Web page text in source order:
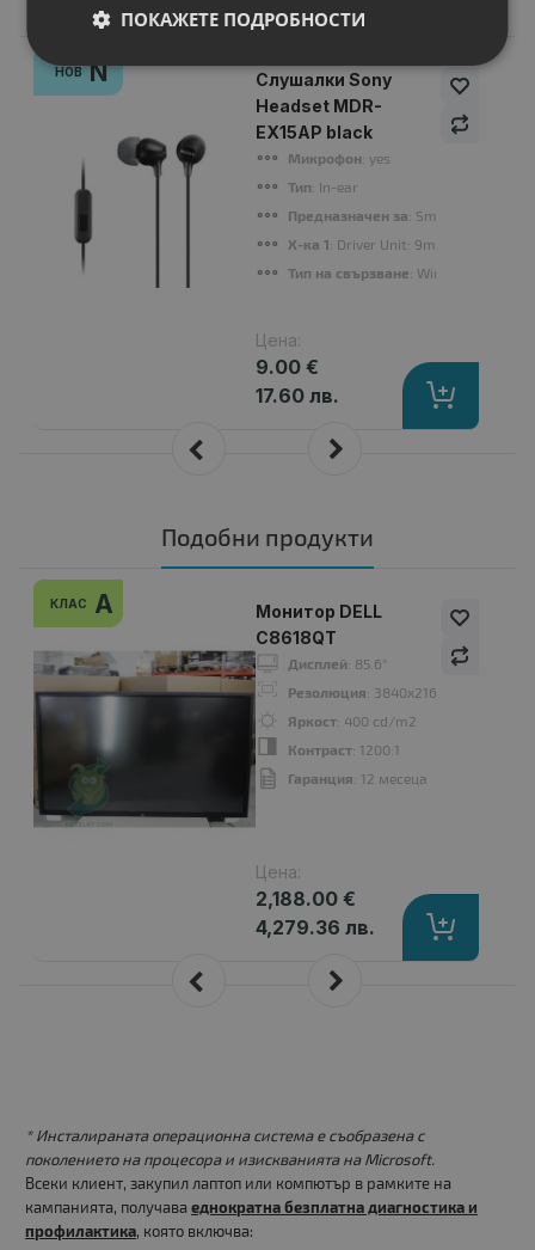
НОВ N
Слушалки Sony
Headset MDR-
EX15AP black
Микрофон: yes
Тип: In-ear
Предназначен за: Smartphone
Х-ка 1: Driver Unit: 9mm, Sensitivity:
Тип на свързване: Wired
Цена:
9.00 €
17.60 лв.
Подобни продукти
КЛАС A
Монитор DELL
C8618QT
Дисплей: 85.6"
Резолюция: 3840x2160 4K UHD 16:9
Яркост: 400 cd/m2
Контраст: 1200:1
Гаранция: 12 месеца
Цена:
2,188.00 €
4,279.36 лв.
* Инсталираната операционна система е съобразена с
поколението на процесора и изискванията на Microsoft.
Всеки клиент, закупил лаптоп или компютър в рамките на
кампанията, получава еднократна безплатна диагностика и
профилактика, която включва:
ПОКАЖЕТЕ ПОДРОБНОСТИ